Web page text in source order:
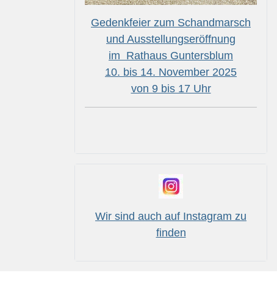
Gedenkfeier zum Schandmarsch
und Ausstellungseröffnung
im Rathaus Guntersblum
10. bis 14. November 2025
von 9 bis 17 Uhr
Wir sind auch auf Instagram zu
finden